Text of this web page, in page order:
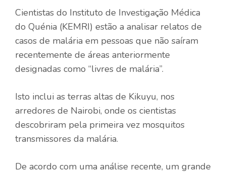
Cientistas do Instituto de Investigação Médica
do Quénia (KEMRI) estão a analisar relatos de
casos de malária em pessoas que não saíram
recentemente de áreas anteriormente
designadas como “livres de malária”.
Isto inclui as terras altas de Kikuyu, nos
arredores de Nairobi, onde os cientistas
descobriram pela primeira vez mosquitos
transmissores da malária.
De acordo com uma análise recente, um grande